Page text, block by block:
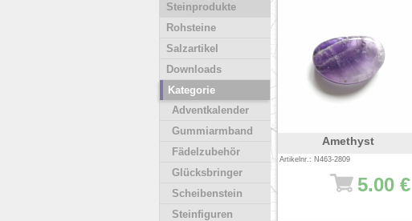
Amethyst
Artikelnr.: N463-2809
5.00 €
Steinprodukte
Rohsteine
Salzartikel
Downloads
Kategorie
Adventkalender
Gummiarmband
Fädelzubehör
Glücksbringer
Scheibenstein
Steinfiguren